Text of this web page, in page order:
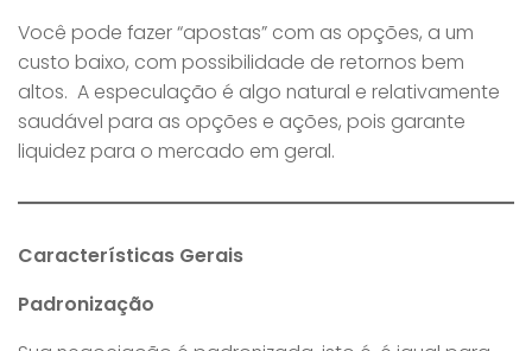
Você pode fazer “apostas” com as opções, a um
custo baixo, com possibilidade de retornos bem
altos. A especulação é algo natural e relativamente
saudável para as opções e ações, pois garante
liquidez para o mercado em geral.
Características Gerais
Padronização